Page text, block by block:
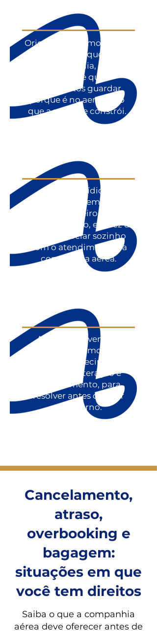
sozinho num aeroporto
tentando entender um
regulamento.
Orientação no momento
do ocorrido: o que exigir
da companhia, o que
registrar e quais
documentos guardar,
porque é no aeroporto
que a prova se constrói.
Apoio jurídico
especializado em direito
do passageiro para
conduzir o caso, em vez de
você negociar sozinho
com o atendimento da
companhia aérea.
Atuação preventiva:
acompanhamos sua
reserva e antecipamos
riscos de alteração e
cancelamento, para
resolver antes de virar
transtorno.
Cancelamento,
atraso,
overbooking e
bagagem:
situações em que
você tem direitos
Saiba o que a companhia
aérea deve oferecer antes de